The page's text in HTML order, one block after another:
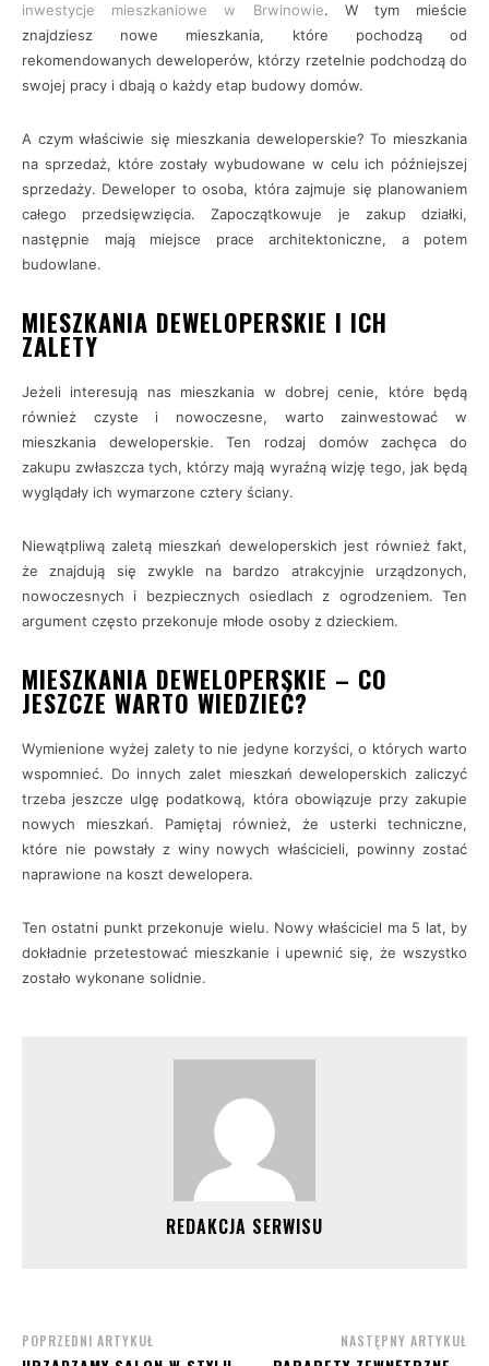
inwestycje mieszkaniowe w Brwinowie. W tym mieście
znajdziesz nowe mieszkania, które pochodzą od
rekomendowanych deweloperów, którzy rzetelnie podchodzą do
swojej pracy i dbają o każdy etap budowy domów.
A czym właściwie się mieszkania deweloperskie? To mieszkania
na sprzedaż, które zostały wybudowane w celu ich późniejszej
sprzedaży. Deweloper to osoba, która zajmuje się planowaniem
całego przedsięwzięcia. Zapoczątkowuje je zakup działki,
następnie mają miejsce prace architektoniczne, a potem
budowlane.
MIESZKANIA DEWELOPERSKIE I ICH
ZALETY
Jeżeli interesują nas mieszkania w dobrej cenie, które będą
również czyste i nowoczesne, warto zainwestować w
mieszkania deweloperskie. Ten rodzaj domów zachęca do
zakupu zwłaszcza tych, którzy mają wyraźną wizję tego, jak będą
wyglądały ich wymarzone cztery ściany.
Niewątpliwą zaletą mieszkań deweloperskich jest również fakt,
że znajdują się zwykle na bardzo atrakcyjnie urządzonych,
nowoczesnych i bezpiecznych osiedlach z ogrodzeniem. Ten
argument często przekonuje młode osoby z dzieckiem.
MIESZKANIA DEWELOPERSKIE – CO
JESZCZE WARTO WIEDZIEĆ?
Wymienione wyżej zalety to nie jedyne korzyści, o których warto
wspomnieć. Do innych zalet mieszkań deweloperskich zaliczyć
trzeba jeszcze ulgę podatkową, która obowiązuje przy zakupie
nowych mieszkań. Pamiętaj również, że usterki techniczne,
które nie powstały z winy nowych właścicieli, powinny zostać
naprawione na koszt dewelopera.
Ten ostatni punkt przekonuje wielu. Nowy właściciel ma 5 lat, by
dokładnie przetestować mieszkanie i upewnić się, że wszystko
zostało wykonane solidnie.
REDAKCJA SERWISU
POPRZEDNI ARTYKUŁ NASTĘPNY ARTYKUŁ